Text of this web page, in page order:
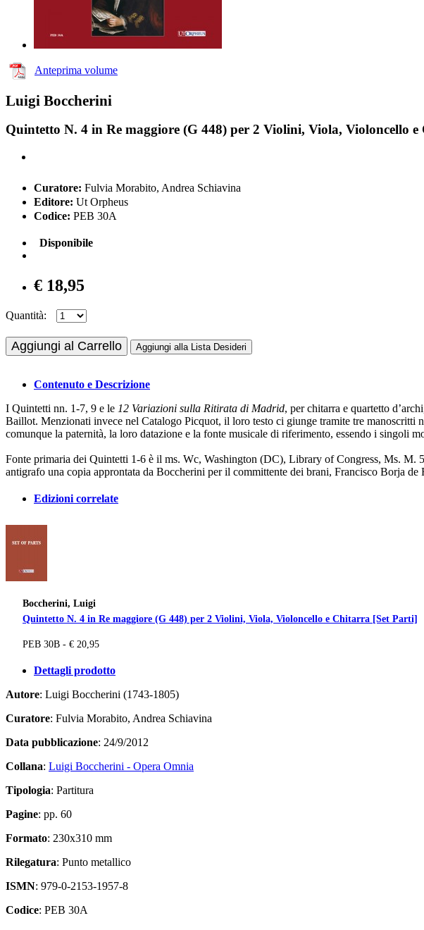
Anteprima volume
Luigi Boccherini
Quintetto N. 4 in Re maggiore (G 448) per 2 Violini, Viola, Violoncello
Curatore: Fulvia Morabito, Andrea Schiavina
Editore: Ut Orpheus
Codice: PEB 30A
Disponibile
€ 18,95
Quantità:
Aggiungi al Carrello Aggiungi alla Lista Desideri
Contenuto e Descrizione
I Quintetti nn. 1-7, 9 e le 12 Variazioni sulla Ritirata di Madrid, per chitarra e quartetto
Baillot. Menzionati invece nel Catalogo Picquot, il loro testo ci giunge tramite tre manoscritti
comunque la paternità, la loro datazione e la fonte musicale di riferimento, essendo i singoli
Fonte primaria dei Quintetti 1-6 è il ms. Wc, Washington (DC), Library of Congress, Ms.
antigrafo una copia approntata da Boccherini per il committente dei brani, Francisco Borja
Edizioni correlate
Boccherini, Luigi
Quintetto N. 4 in Re maggiore (G 448) per 2 Violini, Viola, Violoncello e Chitarra [Set Parti]
PEB 30B - € 20,95
Dettagli prodotto
Autore: Luigi Boccherini (1743-1805)
Curatore: Fulvia Morabito, Andrea Schiavina
Data pubblicazione: 24/9/2012
Collana: Luigi Boccherini - Opera Omnia
Tipologia: Partitura
Pagine: pp. 60
Formato: 230x310 mm
Rilegatura: Punto metallico
ISMN: 979-0-2153-1957-8
Codice: PEB 30A